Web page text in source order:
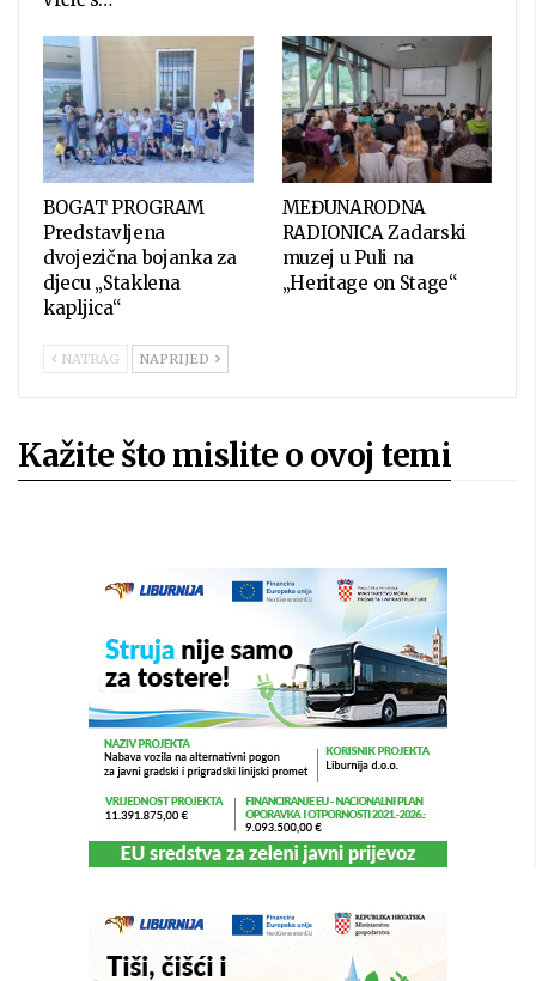
BOGAT PROGRAM
Predstavljena
dvojezična bojanka za
djecu „Staklena
kapljica“
MEĐUNARODNA
RADIONICA Zadarski
muzej u Puli na
„Heritage on Stage“
NATRAG NAPRIJED
Kažite što mislite o ovoj temi